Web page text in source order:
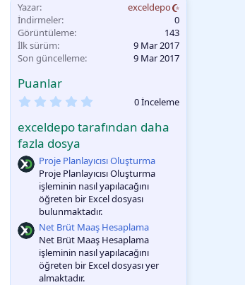
Yazar
exceldepo
İndirmeler
0
Görüntüleme
143
İlk sürüm
9 Mar 2017
Son güncelleme
9 Mar 2017
Puanlar
0
l
a
m
a
0 İnceleme
exceldepo tarafından daha
fazla dosya
Proje Planlayıcısı Oluşturma
Proje Planlayıcısı Oluşturma
işleminin nasıl yapılacağını
öğreten bir Excel dosyası
bulunmaktadır.
Net Brüt Maaş Hesaplama
Net Brüt Maaş Hesaplama
işleminin nasıl yapılacağını
öğreten bir Excel dosyası yer
almaktadır.